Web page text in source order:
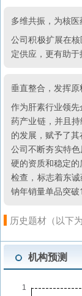
多维共振，为核
公司积极扩展在
定供应，更有助
垂直整合，发挥
作为肝素行业领
药产业链，并且
的发展，赋予了
公司不断夯实特
硬的资质和稳定
检查，标志着东
钠年销量单品突破
历史题材（以下
机构预测